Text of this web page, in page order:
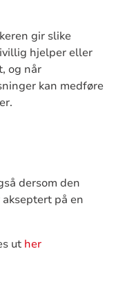
gir slike
hjelper eller
og når
kan medføre
dersom den
på en
ut her